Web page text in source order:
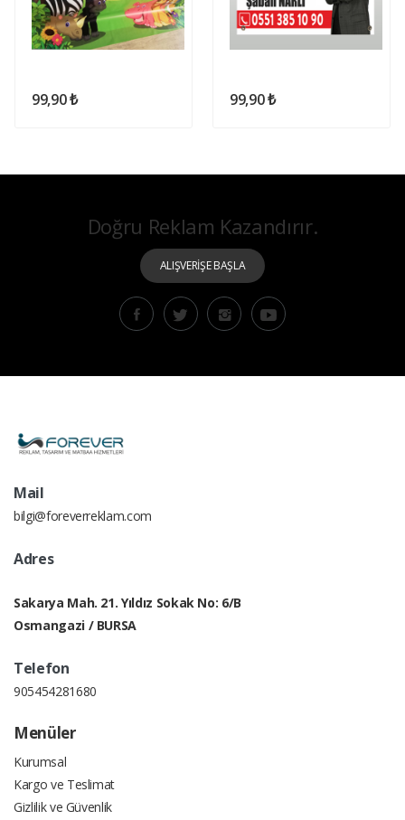
99,90 ₺ 99,90 ₺
Doğru Reklam Kazandırır.
ALIŞVERİŞE BAŞLA
Mail
bilgi@foreverreklam.com
Adres
Sakarya Mah. 21. Yıldız Sokak No: 6/B
Osmangazi / BURSA
Telefon
905454281680
Menüler
Kurumsal
Kargo ve Teslimat
Gizlilik ve Güvenlik